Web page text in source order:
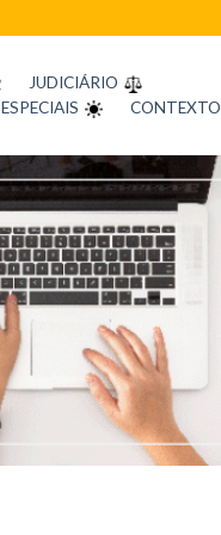
JUDICIÁRIO
ESPECIAIS CONTEXTO